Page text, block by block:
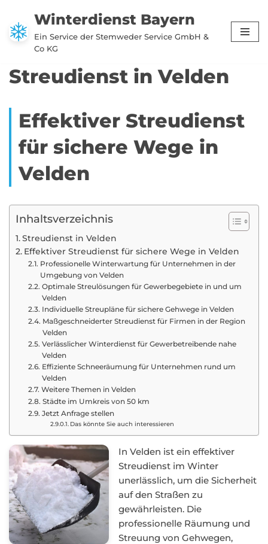
Zum
Inhalt
Winterdienst Bayern
Ein Service der Stemweder Service GmbH &
Co KG
Streudienst in Velden
Effektiver Streudienst
für sichere Wege in
Velden
Inhaltsverzeichnis
Streudienst in Velden
Effektiver Streudienst für sichere Wege in Velden
Professionelle Winterwartung für Unternehmen in der
Umgebung von Velden
Optimale Streulösungen für Gewerbegebiete in und um
Velden
Individuelle Streupläne für sichere Gehwege in Velden
Maßgeschneiderter Streudienst für Firmen in der Region
Velden
Verlässlicher Winterdienst für Gewerbetreibende nahe
Velden
Effiziente Schneeräumung für Unternehmen rund um
Velden
Weitere Themen in Velden
Städte im Umkreis von 50 km
Jetzt Anfrage stellen
Das könnte Sie auch interessieren
In Velden ist ein effektiver
Streudienst im Winter
unerlässlich, um die Sicherheit
auf den Straßen zu
gewährleisten. Die
professionelle Räumung und
Streuung von Gehwegen,